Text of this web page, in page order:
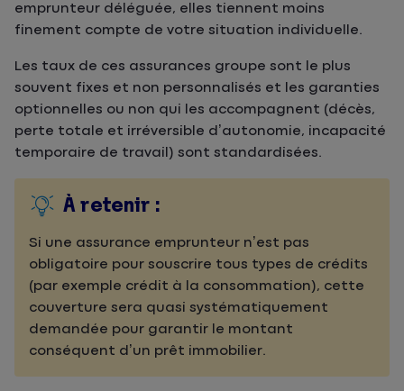
emprunteur déléguée, elles tiennent moins
finement compte de votre situation individuelle.
Les taux de ces assurances groupe sont le plus
souvent fixes et non personnalisés et les garanties
optionnelles ou non qui les accompagnent (décès,
perte totale et irréversible d’autonomie, incapacité
temporaire de travail) sont standardisées.
À retenir :
Si une assurance emprunteur n’est pas
obligatoire pour souscrire tous types de crédits
(par exemple crédit à la consommation), cette
couverture sera quasi systématiquement
demandée pour garantir le montant
conséquent d’un prêt immobilier.